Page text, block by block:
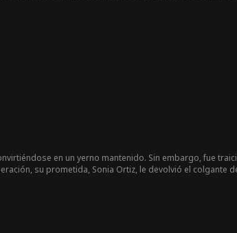
en un yerno mantenido. Sin embargo, fue
su prometida, Sonia Ortiz, le devolvió el colgante